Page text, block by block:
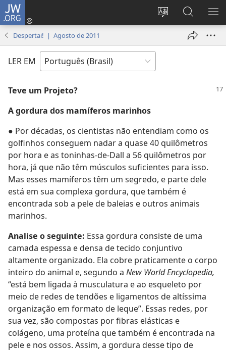
JW.ORG
Mudar
idioma
Log
janela)
Buscar
no
JW.ORG
Despertai! | Agosto de 2011
LER EM
Teve um Projeto?
A gordura dos mamíferos marinhos
● Por décadas, os cientistas não entendiam como os
golfinhos conseguem nadar a quase 40 quilômetros
por hora e as toninhas-de-Dall a 56 quilômetros por
hora, já que não têm músculos suficientes para isso.
Mas esses mamíferos têm um segredo, e parte dele
está em sua complexa gordura, que também é
encontrada sob a pele de baleias e outros animais
marinhos.
Analise o seguinte: Essa gordura consiste de uma
camada espessa e densa de tecido conjuntivo
altamente organizado. Ela cobre praticamente o corpo
inteiro do animal e, segundo a New World Encyclopedia,
“está bem ligada à musculatura e ao esqueleto por
meio de redes de tendões e ligamentos de altíssima
organização em formato de leque”. Essas redes, por
sua vez, são compostas por fibras elásticas e
colágeno, uma proteína que também é encontrada na
pele e nos ossos. Assim, a gordura desse tipo de